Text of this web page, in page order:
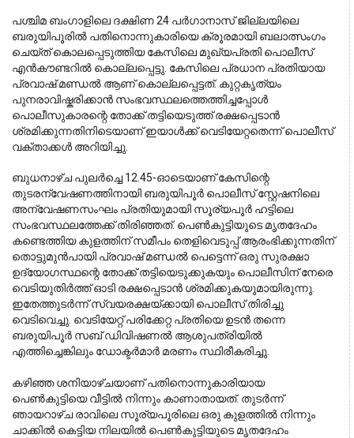
പശ്ചിമ ബംഗാളിലെ ദക്ഷിണ 24 പർഗാനാസ് ജില്ലയിലെ
ബരുയിപൂരിൽ പതിനൊന്നുകാരിയെ ക്രൂരമായി ബലാത്സംഗം
ചെയ്ത് കൊലപ്പെടുത്തിയ കേസിലെ മുഖ്യപ്രതി പൊലീസ്
എൻകൗണ്ടറിൽ കൊല്ലപ്പെട്ടു. കേസിലെ പ്രധാന പ്രതിയായ
പ്രവാഷ് മണ്ഡൽ ആണ് കൊല്ലപ്പെട്ടത്. കുറ്റകൃത്യം
പുനരാവിഷ്കരിക്കാൻ സംഭവസ്ഥലത്തെത്തിച്ചപ്പോൾ
പൊലീസുകാരന്റെ തോക്ക് തട്ടിയെടുത്ത് രക്ഷപ്പെടാൻ
ശ്രമിക്കുന്നതിനിടെയാണ് ഇയാൾക്ക് വെടിയേറ്റതെന്ന് പൊലീസ്
വക്താക്കൾ അറിയിച്ചു.
ബുധനാഴ്ച പുലർച്ചെ 12.45-ഓടെയാണ് കേസിന്റെ
തുടരന്വേഷണത്തിനായി ബരുയിപൂർ പൊലീസ് സ്റ്റേഷനിലെ
അന്വേഷണസംഘം പ്രതിയുമായി സൂര്യപൂർ ഹട്ടിലെ
സംഭവസ്ഥലത്തേക്ക് തിരിഞ്ഞത്. പെൺകുട്ടിയുടെ മൃതദേഹം
കണ്ടെത്തിയ കുളത്തിന് സമീപം തെളിവെടുപ്പ് ആരംഭിക്കുന്നതിന്
തൊട്ടുമുൻപായി പ്രവാഷ് മണ്ഡൽ പെട്ടെന്ന് ഒരു സുരക്ഷാ
ഉദ്യോഗസ്ഥന്റെ തോക്ക് തട്ടിയെടുക്കുകയും പൊലീസിന് നേരെ
വെടിയുതിർത്ത് ഓടി രക്ഷപ്പെടാൻ ശ്രമിക്കുകയുമായിരുന്നു.
ഇതേത്തുടർന്ന് സ്വയരക്ഷയ്ക്കായി പൊലീസ് തിരിച്ചു
വെടിവെച്ചു. വെടിയേറ്റ് പരിക്കേറ്റ പ്രതിയെ ഉടൻ തന്നെ
ബരുയിപൂർ സബ് ഡിവിഷണൽ ആശുപത്രിയിൽ
എത്തിച്ചെങ്കിലും ഡോക്ടർമാർ മരണം സ്ഥിരീകരിച്ചു.
കഴിഞ്ഞ ശനിയാഴ്ചയാണ് പതിനൊന്നുകാരിയായ
പെൺകുട്ടിയെ വീട്ടിൽ നിന്നും കാണാതായത്. തുടർന്ന്
ഞായറാഴ്ച രാവിലെ സൂര്യപൂരിലെ ഒരു കുളത്തിൽ നിന്നും
ചാക്കിൽ കെട്ടിയ നിലയിൽ പെൺകുട്ടിയുടെ മൃതദേഹം